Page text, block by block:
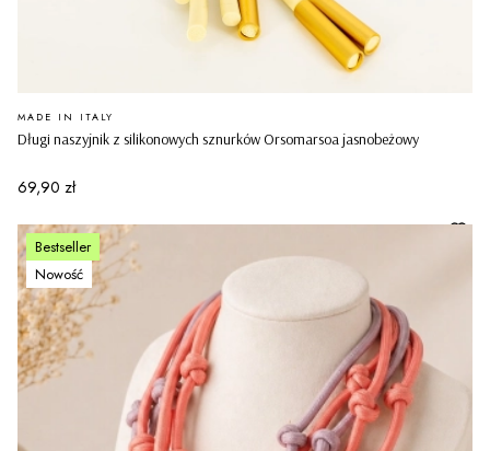
Długi naszyjnik z silikonowych sznurków Orsomarsoa jasnobeżowy
PRODUCENT
MADE IN ITALY
Cena
69,90 zł
Bestseller
Nowość